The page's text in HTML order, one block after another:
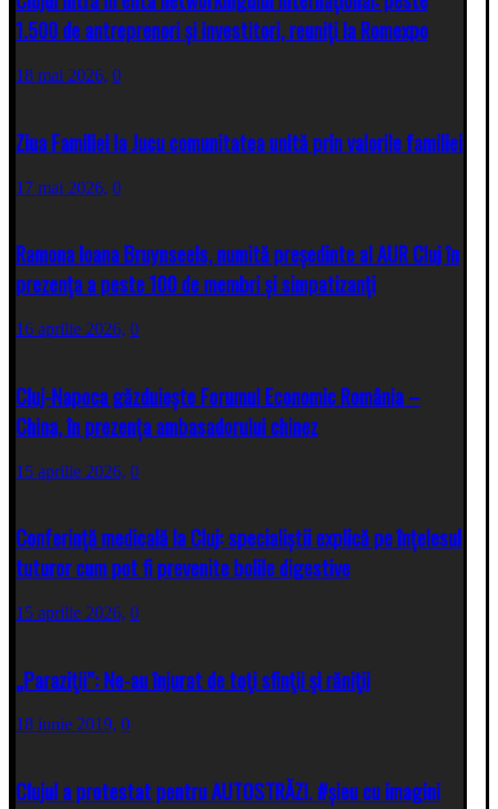
1.500 de antreprenori și investitori, reuniți la Romexpo
18 mai 2026, 0
Ziua Familiei la Jucu comunitatea unită prin valorile familiei
17 mai 2026, 0
Ramona Ioana Bruynseels, numită președinte al AUR Cluj în
prezența a peste 100 de membri și simpatizanți
16 aprilie 2026, 0
Cluj-Napoca găzduiește Forumul Economic România –
China, în prezența ambasadorului chinez
15 aprilie 2026, 0
Conferință medicală la Cluj: specialiștii explică pe înțelesul
tuturor cum pot fi prevenite bolile digestive
15 aprilie 2026, 0
„Paraziţii”: Ne-au înjurat de toţi sfinţii şi răniţii
18 iunie 2019, 0
Clujul a protestat pentru AUTOSTRĂZI. #șieu cu imagini